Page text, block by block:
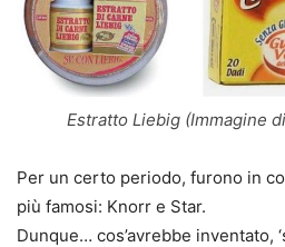
Estratto Liebig (Immagine
Per un certo periodo, furono in
più famosi: Knorr e Star.
Dunque… cos’avrebbe inventato,